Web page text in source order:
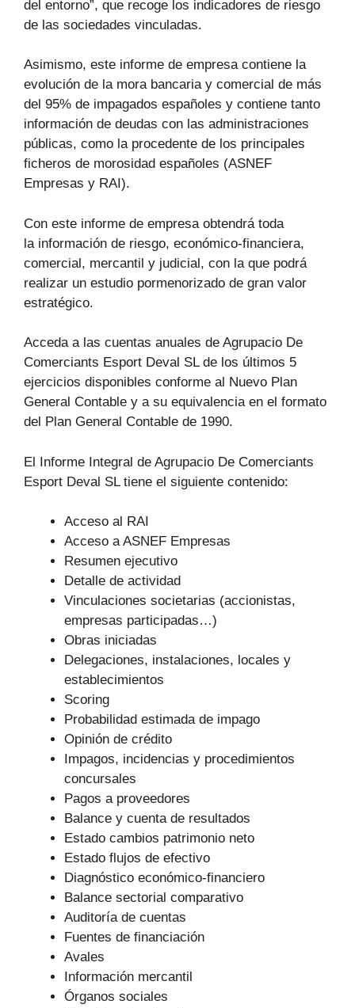
del entorno”, que recoge los indicadores de riesgo
de las sociedades vinculadas.
Asimismo, este informe de empresa contiene la
evolución de la mora bancaria y comercial de más
del 95% de impagados españoles y contiene tanto
información de deudas con las administraciones
públicas, como la procedente de los principales
ficheros de morosidad españoles (ASNEF
Empresas y RAI).
Con este informe de empresa obtendrá toda
la información de riesgo, económico-financiera,
comercial, mercantil y judicial, con la que podrá
realizar un estudio pormenorizado de gran valor
estratégico.
Acceda a las cuentas anuales de Agrupacio De
Comerciants Esport Deval SL de los últimos 5
ejercicios disponibles conforme al Nuevo Plan
General Contable y a su equivalencia en el formato
del Plan General Contable de 1990.
El Informe Integral de Agrupacio De Comerciants
Esport Deval SL tiene el siguiente contenido:
Acceso al RAI
Acceso a ASNEF Empresas
Resumen ejecutivo
Detalle de actividad
Vinculaciones societarias (accionistas,
empresas participadas…)
Obras iniciadas
Delegaciones, instalaciones, locales y
establecimientos
Scoring
Probabilidad estimada de impago
Opinión de crédito
Impagos, incidencias y procedimientos
concursales
Pagos a proveedores
Balance y cuenta de resultados
Estado cambios patrimonio neto
Estado flujos de efectivo
Diagnóstico económico-financiero
Balance sectorial comparativo
Auditoría de cuentas
Fuentes de financiación
Avales
Información mercantil
Órganos sociales